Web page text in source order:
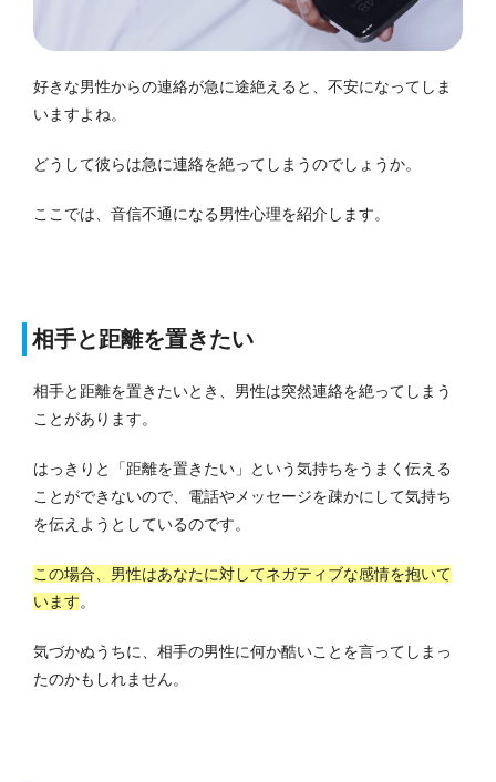
好きな男性からの連絡が急に途絶えると、不安になってしま
いますよね。
どうして彼らは急に連絡を絶ってしまうのでしょうか。
ここでは、音信不通になる男性心理を紹介します。
相手と距離を置きたい
相手と距離を置きたいとき、男性は突然連絡を絶ってしまう
ことがあります。
はっきりと「距離を置きたい」という気持ちをうまく伝える
ことができないので、電話やメッセージを疎かにして気持ち
を伝えようとしているのです。
この場合、男性はあなたに対してネガティブな感情を抱いて
います。
気づかぬうちに、相手の男性に何か酷いことを言ってしまっ
たのかもしれません。